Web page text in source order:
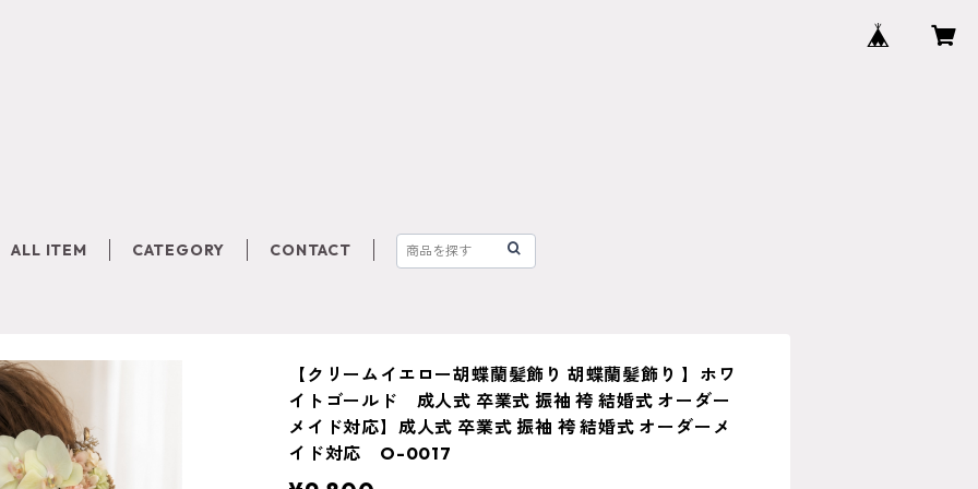
ALL ITEM CATEGORY CONTACT
【クリームイエロー胡蝶蘭髪飾り 胡蝶蘭髪飾り 】ホワ
イトゴールド 成人式 卒業式 振袖 袴 結婚式 オーダー
メイド対応】成人式 卒業式 振袖 袴 結婚式 オーダーメ
イド対応 O-0017